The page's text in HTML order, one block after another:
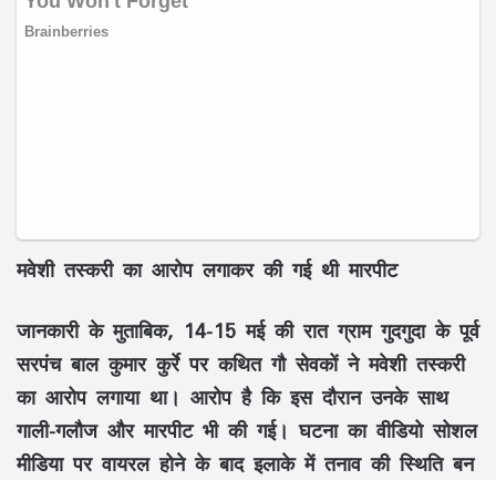
मवेशी तस्करी का आरोप लगाकर की गई थी मारपीट
जानकारी के मुताबिक, 14-15 मई की रात ग्राम गुदगुदा के पूर्व
सरपंच बाल कुमार कुर्रे पर कथित गौ सेवकों ने मवेशी तस्करी
का आरोप लगाया था। आरोप है कि इस दौरान उनके साथ
गाली-गलौज और मारपीट भी की गई। घटना का वीडियो सोशल
मीडिया पर वायरल होने के बाद इलाके में तनाव की स्थिति बन